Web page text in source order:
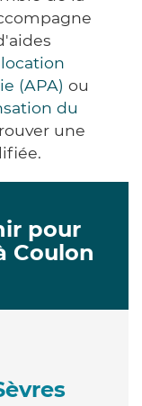
(APA) ou
du
une
pour
Coulon